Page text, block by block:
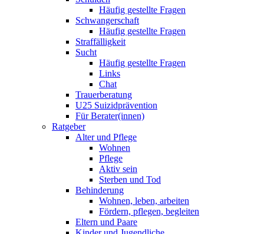
Häufig gestellte Fragen
Schwangerschaft
Häufig gestellte Fragen
Straffälligkeit
Sucht
Häufig gestellte Fragen
Links
Chat
Trauerberatung
U25 Suizidprävention
Für Berater(innen)
Ratgeber
Alter und Pflege
Wohnen
Pflege
Aktiv sein
Sterben und Tod
Behinderung
Wohnen, leben, arbeiten
Fördern, pflegen, begleiten
Eltern und Paare